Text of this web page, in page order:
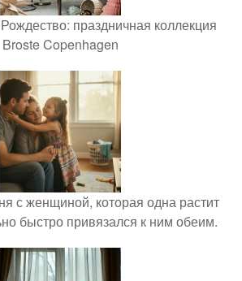
праздничная коллекция
Broste Copenhagen
с женщиной, которая одна растит
быстро привязался к ним обеим.